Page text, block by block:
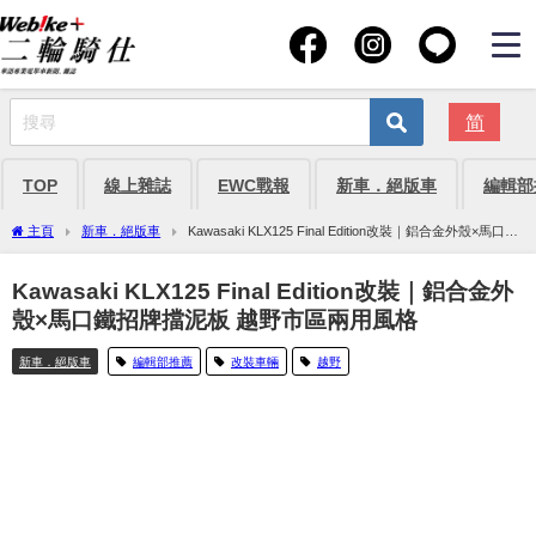
简
TOP 線上雜誌 EWC戰報 新車．絕版車 編輯
主頁 新車．絕版車
Kawasaki KLX125 Final Edition改裝｜鋁合金外殼×馬口鐵
招牌擋泥板 越野市區兩用風格
Kawasaki KLX125 Final Edition改裝｜鋁合金外
殼×馬口鐵招牌擋泥板 越野市區兩用風格
新車．絕版車 編輯部推薦 改裝車輛 越野